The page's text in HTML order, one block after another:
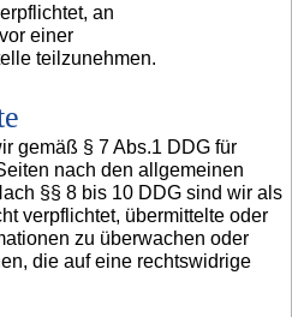
an
einer
teilzunehmen.
gemäß § 7 Abs.1 DDG für
nach den allgemeinen
§§ 8 bis 10 DDG sind wir als
verpflichtet, übermittelte oder
zu überwachen oder
die auf eine rechtswidrige